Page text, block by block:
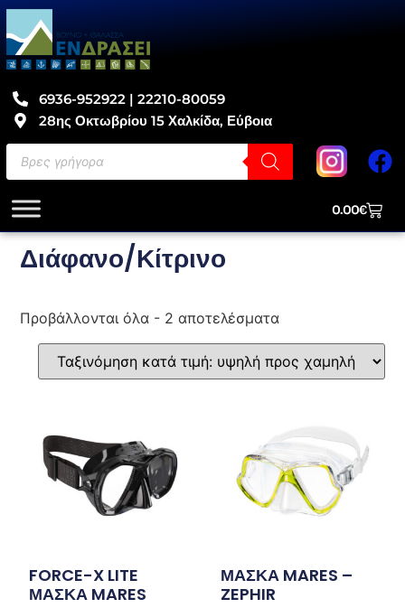
6936-952922 | 22210-80059
28ης Οκτωβρίου 15 Χαλκίδα, Εύβοια
0.00€
Διάφανο/Κίτρινο
Προβάλλονται όλα - 2 αποτελέσματα
FORCE-X LITE
ΜΑΣΚΑ MARES
ΜΑΣΚΑ MARES –
ZEPHIR